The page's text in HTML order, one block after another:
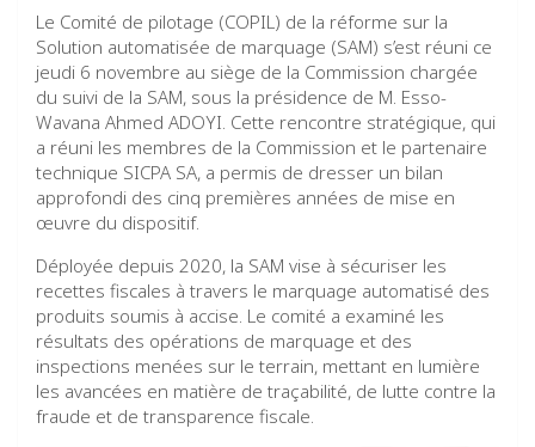
Le Comité de pilotage (COPIL) de la réforme sur la
Solution automatisée de marquage (SAM) s’est réuni ce
jeudi 6 novembre au siège de la Commission chargée
du suivi de la SAM, sous la présidence de M. Esso-
Wavana Ahmed ADOYI. Cette rencontre stratégique, qui
a réuni les membres de la Commission et le partenaire
technique SICPA SA, a permis de dresser un bilan
approfondi des cinq premières années de mise en
œuvre du dispositif.
Déployée depuis 2020, la SAM vise à sécuriser les
recettes fiscales à travers le marquage automatisé des
produits soumis à accise. Le comité a examiné les
résultats des opérations de marquage et des
inspections menées sur le terrain, mettant en lumière
les avancées en matière de traçabilité, de lutte contre la
fraude et de transparence fiscale.